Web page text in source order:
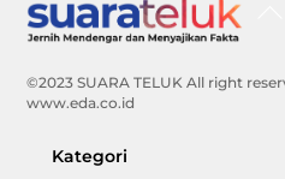
©2023 SUARA TELUK All right
www.eda.co.id
Kategori